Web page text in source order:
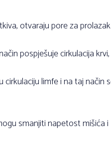
otvaraju pore za
pospješuje cirkulacija krvi,
limfe i na taj način
smanjiti napetost mišića i